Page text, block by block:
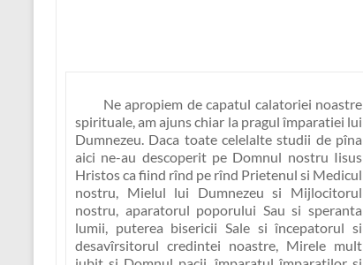
Ne apropiem de capatul calatoriei noastre
spirituale, am ajuns chiar la pragul împaratiei lui
Dumnezeu. Daca toate celelalte studii de pîna
aici ne-au descoperit pe Domnul nostru Iisus
Hristosca fiind rînd pe rînd Prietenul si Medicul
nostru, Mielul lui Dumnezeu si Mijlocitorul
nostru, aparatorul poporului Sau si speranta
lumii, puterea bisericii Sale si începatorul si
desavîrsitorul credintei noastre, Mirele mult